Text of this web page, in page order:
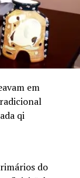
vez mais
Sul
investimento
mercado
profissionais.
de
de 2024
do campo.
em
qi
do